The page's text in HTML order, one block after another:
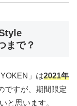
まで？
」は2021年
ですが、期間限定
と思います。